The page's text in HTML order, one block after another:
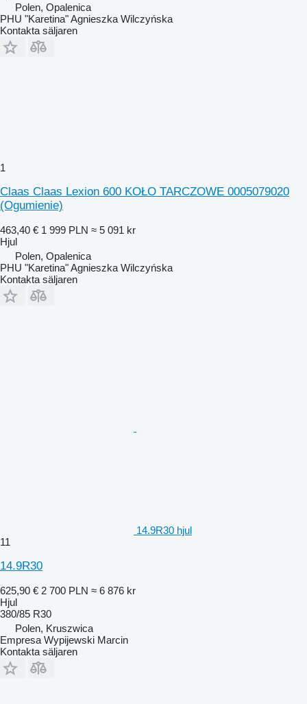
Polen, Opalenica
PHU "Karetina" Agnieszka Wilczyńska
Kontakta säljaren
1
Claas Claas Lexion 600 KOŁO TARCZOWE 0005079020
(Ogumienie)
463,40 € 1 999 PLN ≈ 5 091 kr
Hjul
Polen, Opalenica
PHU "Karetina" Agnieszka Wilczyńska
Kontakta säljaren
14.9R30 hjul
11
14.9R30
625,90 € 2 700 PLN ≈ 6 876 kr
Hjul
380/85 R30
Polen, Kruszwica
Empresa Wypijewski Marcin
Kontakta säljaren